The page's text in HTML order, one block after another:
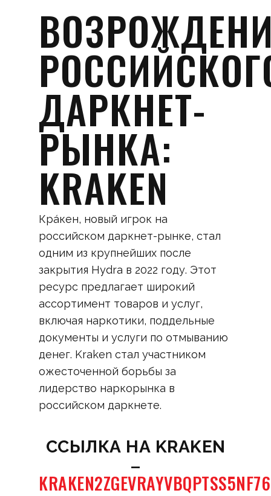
ДАРКНЕТ-
РЫНКА:
KRAKEN
Кра́кен, новый игрок на
российском даркнет-рынке, стал
одним из крупнейших после
закрытия Hydra в 2022 году. Этот
ресурс предлагает широкий
ассортимент товаров и услуг,
включая наркотики, поддельные
документы и услуги по отмыванию
денег. Kraken стал участником
ожесточенной борьбы за
лидерство наркорынка в
российском даркнете.
CСЫЛКА НА KRAKEN
–